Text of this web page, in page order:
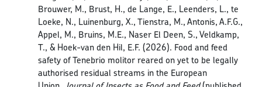
Brouwer, M., Brust, H., de Lange, E., Leenders, L., te
Loeke, N., Luinenburg, X., Tienstra, M., Antonis, A.F.G.,
Appel, M., Bruins, M.E., Naser El Deen, S., Veldkamp,
T., & Hoek-van den Hil, E.F. (2026). Food and feed
safety of Tenebrio molitor reared on yet to be legally
authorised residual streams in the European